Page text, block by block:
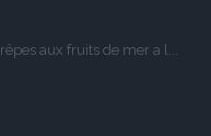
aux fruits de mer a l...